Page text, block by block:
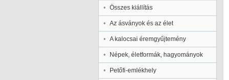
Összes kiállítás
Az ásványok és az élet
A kalocsai éremgyűjtemény
Népek, életformák, hagyományok
Petőfi-emlékhely